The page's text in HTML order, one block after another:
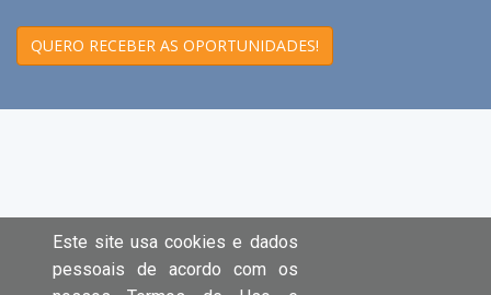
QUERO RECEBER AS OPORTUNIDADES!
Este site usa cookies e dados
pessoais de acordo com os